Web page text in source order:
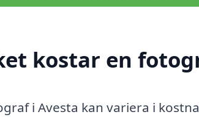
kostar en
i Avesta kan variera i